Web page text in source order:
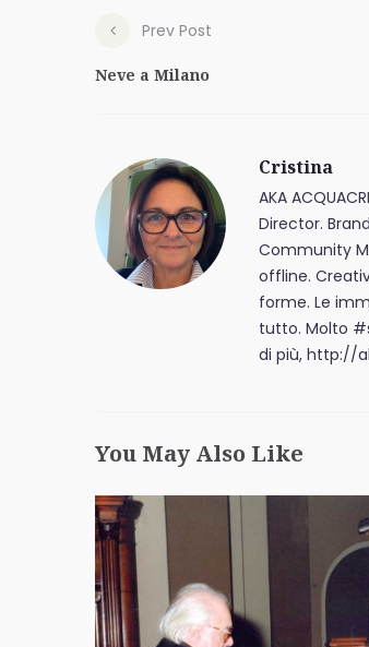
Prev Post
Neve a Milano
Cristina
AKA
Director.
Community
offline.
forme. Le
tutto. Molto
di più, http://
You May Also Like